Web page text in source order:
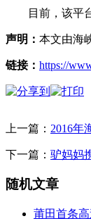
目前，该平台
声明： 本文由海
链接： https://
上一篇： 2016年
下一篇： 驴妈妈
随机文章
莆田首条